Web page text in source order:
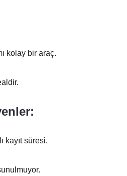
kolay bir araç.
kayıt süresi.